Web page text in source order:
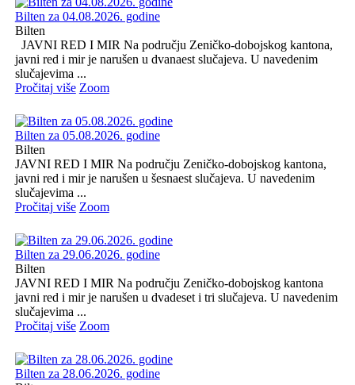
Bilten za 04.08.2026. godine
Bilten
JAVNI RED I MIR Na području Zeničko-dobojskog kantona,
javni red i mir je narušen u dvanaest slučajeva. U navedenim
slučajevima ...
Pročitaj više Zoom
Bilten za 05.08.2026. godine
Bilten
JAVNI RED I MIR Na području Zeničko-dobojskog kantona,
javni red i mir je narušen u šesnaest slučajeva. U navedenim
slučajevima ...
Pročitaj više Zoom
Bilten za 29.06.2026. godine
Bilten
JAVNI RED I MIR Na području Zeničko-dobojskog kantona
javni red i mir je narušen u dvadeset i tri slučajeva. U navedenim
slučajevima ...
Pročitaj više Zoom
Bilten za 28.06.2026. godine